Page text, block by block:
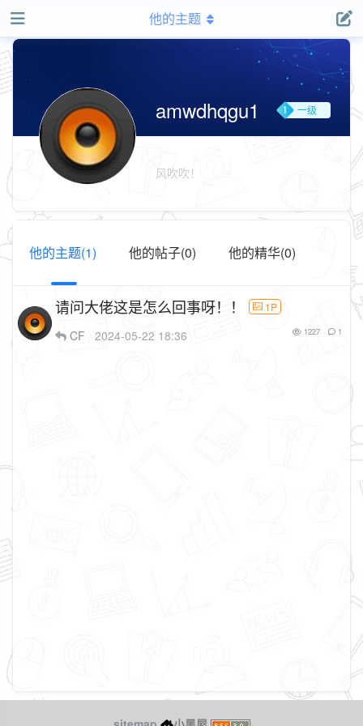
他的主题
amwdhqgu1
一级
风吹吹！
他的主题(1) 他的帖子(0) 他的精华(0)
请问大佬这是怎么回事呀！！ 1P
CF 2024-05-22 18:36 1227 1